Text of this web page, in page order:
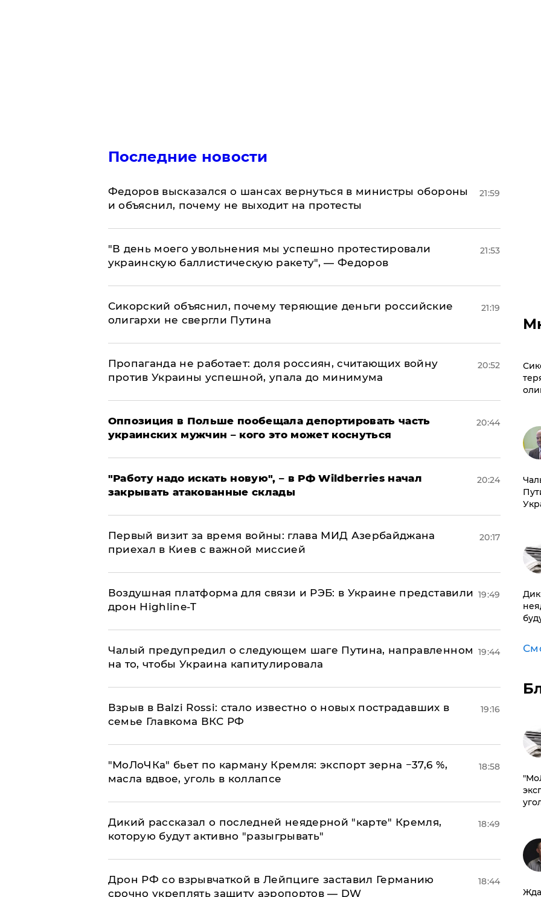
Последние новости
Федоров высказался о шансах вернуться в министры обороны
и объяснил, почему не выходит на протесты
21:59
​"В день моего увольнения мы успешно протестировали
украинскую баллистическую ракету", — Федоров
21:53
Сикорский объяснил, почему теряющие деньги российские
олигархи не свергли Путина
21:19
​Пропаганда не работает: доля россиян, считающих войну
против Украины успешной, упала до минимума
20:52
Оппозиция в Польше пообещала депортировать часть
украинских мужчин – кого это может коснуться
20:44
"Работу надо искать новую", – в РФ Wildberries начал
закрывать атакованные склады
20:24
Первый визит за время войны: глава МИД Азербайджана
приехал в Киев с важной миссией
20:17
Воздушная платформа для связи и РЭБ: в Украине представили
дрон Highline-T
19:49
Чалый предупредил о следующем шаге Путина, направленном
на то, чтобы Украина капитулировала
19:44
Взрыв в Balzi Rossi: стало известно о новых пострадавших в
семье Главкома ВКС РФ
19:16
​"МоЛоЧКа" бьет по карману Кремля: экспорт зерна −37,6 %,
масла вдвое, уголь в коллапсе
18:58
Дикий рассказал о последней неядерной "карте" Кремля,
которую будут активно "разыгрывать"
18:49
​Дрон РФ со взрывчаткой в Лейпциге заставил Германию
срочно укреплять защиту аэропортов — DW
18:44